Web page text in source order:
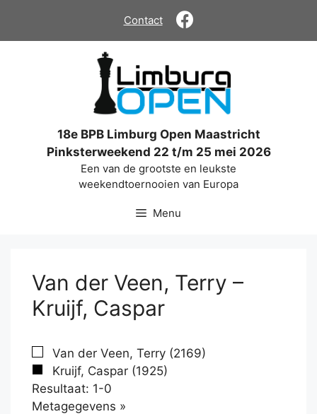
de
Contact
18e BPB Limburg Open Maastricht
Pinksterweekend 22 t/m 25 mei 2026
Een van de grootste en leukste
weekendtoernooien van Europa
Menu
Van der Veen, Terry –
Kruijf, Caspar
Van der Veen, Terry (2169)
Kruijf, Caspar (1925)
Resultaat: 1-0
Metagegevens »